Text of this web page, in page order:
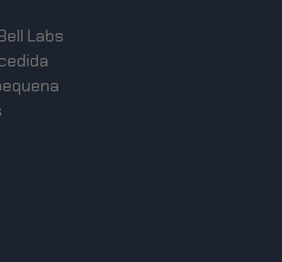
Labs